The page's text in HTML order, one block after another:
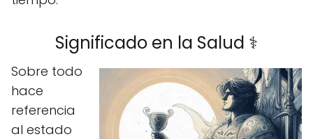
Significado en la Salud ⚕️
Sobre todo
hace
referencia
al estado